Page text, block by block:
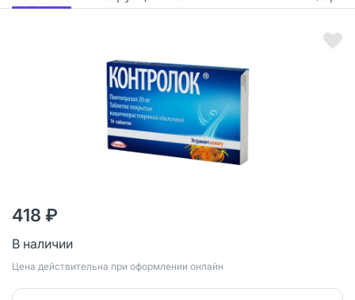
418 ₽
В наличии
Цена действительна при оформлении онлайн